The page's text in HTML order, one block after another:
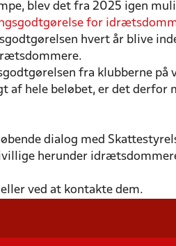
blev det fra 2025 igen
for
hvert år blive
fra klubberne på
af hele beløbet, er det
dialog med
herunder
ved at kontakte dem.